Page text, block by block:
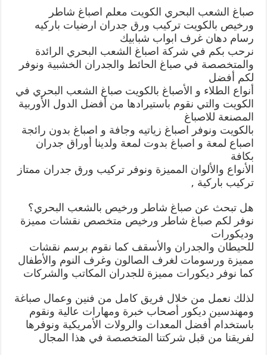
صباغ الشعب البحري الكويت معلم اصباغ شاطر
ورخيص بالكويت تركيب ورق جدران ارضيات باركيه
رسام دهان غرف ابواب شبابيك
نرحب بكم في شركة اصباغ الشعب البحري الرائدة
والمتخصصة في صباغ الحائط والجدران الخشبية ونوفر
لكم أفضل
أنواع الطلاء و الأصباغ بالكويت صباغ الشعب البحري في
الكويت والتي نقوم باستيرادها من أفضل الدول الأوربية
المصنعة للاصباغ
بالكويت ونوفر اصباغ زياتيه وجافة و اصباغ بدون رائجة
اصباع لمعة و اصباغ بدوت لمعة ولدينا أوراق جدران
بكافة
الأنواع والألوان المميزة ونوفر تركيب ورق جدران ممتاز
تركيب باركية ,
هل تبحث عن صباغ شاطر ورخيص بالشعب البحري؟
نوفر لكم صباغ شاطر ورخيص متخصص نقشات مميزة
وديكورات
للحيطان والجدران والأسقف كما نقوم برسم نقشات
مميزة ورسومات لغرف الصالون وغرف النوم والأطفال
كما نوفر ديكورات مميزة للجدران المكاتب والشركات
لذلك نعمل من خلال فريق كامل من فنين وعمال صباغة
ومهندسين ديكور أصحاب خبرة ومهارات عالية ونقوم
باستخدام أفضل المعدات والرولات الأمريكية ونوفرها
لفريقنا من قبل شركتنا المتخصصة في هذا المجال